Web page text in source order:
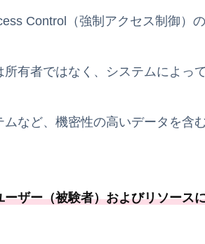
Control（強制アクセス制御）の
有者ではなく、システムによっ
など、機密性の高いデータを含
ーザー（被験者）およびリソース